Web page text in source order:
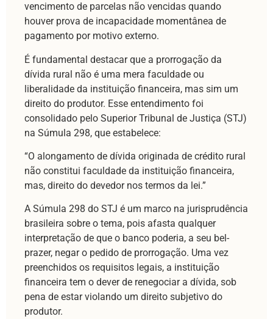
vencimento de parcelas não vencidas quando
houver prova de incapacidade momentânea de
pagamento por motivo externo.
É fundamental destacar que a prorrogação da
dívida rural não é uma mera faculdade ou
liberalidade da instituição financeira, mas sim um
direito do produtor. Esse entendimento foi
consolidado pelo Superior Tribunal de Justiça (STJ)
na Súmula 298, que estabelece:
“O alongamento de dívida originada de crédito rural
não constitui faculdade da instituição financeira,
mas, direito do devedor nos termos da lei.”
A Súmula 298 do STJ é um marco na jurisprudência
brasileira sobre o tema, pois afasta qualquer
interpretação de que o banco poderia, a seu bel-
prazer, negar o pedido de prorrogação. Uma vez
preenchidos os requisitos legais, a instituição
financeira tem o dever de renegociar a dívida, sob
pena de estar violando um direito subjetivo do
produtor.